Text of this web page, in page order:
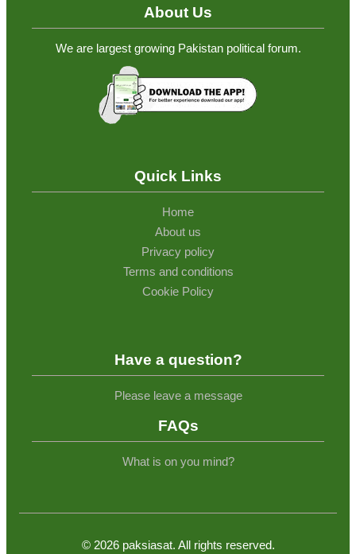
About Us
We are largest growing Pakistan political forum.
Quick Links
Home
About us
Privacy policy
Terms and conditions
Cookie Policy
Have a question?
Please leave a message
FAQs
What is on you mind?
© 2026paksiasat. All rights reserved.